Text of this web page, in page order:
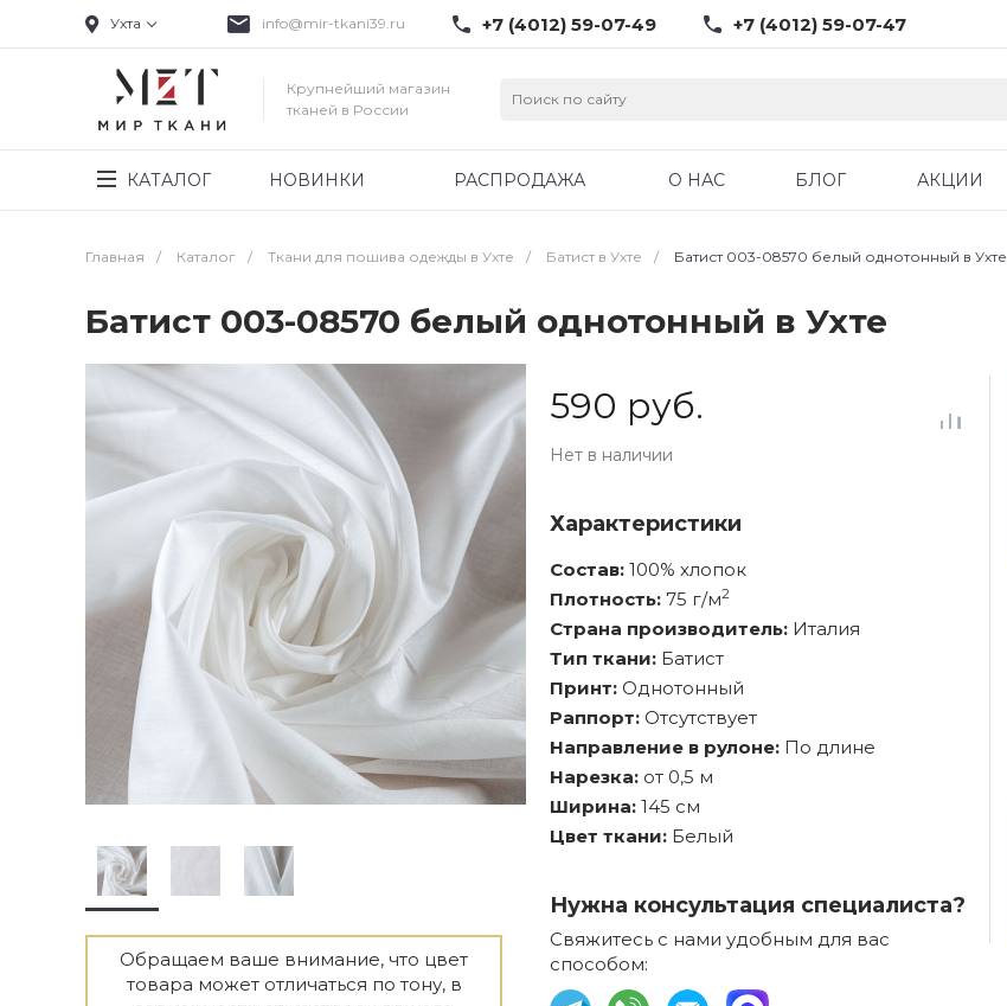
Ухта info@mir-tkani39.ru +7 (4012) 59-07-49 +7 (4012) 59-07-47
Крупнейший магазин
тканей в России
КАТАЛОГ НОВИНКИ РАСПРОДАЖА О НАС БЛОГ АКЦИИ
Главная / Каталог / Ткани для пошива одежды в Ухте / Батист в Ухте / Батист 003-08570 белый однотонный в Ухте
Батист 003-08570 белый однотонный в Ухте
Обращаем ваше внимание, что цвет
товара может отличаться по тону, в
590 руб.
Нет в наличии
Характеристики
Состав: 100% хлопок
Плотность: 75 г/м2
Страна производитель: Италия
Тип ткани: Батист
Принт: Однотонный
Раппорт: Отсутствует
Направление в рулоне: По длине
Нарезка: от 0,5 м
Ширина: 145 см
Цвет ткани: Белый
Нужна консультация специалиста?
Свяжитесь с нами удобным для вас
способом: